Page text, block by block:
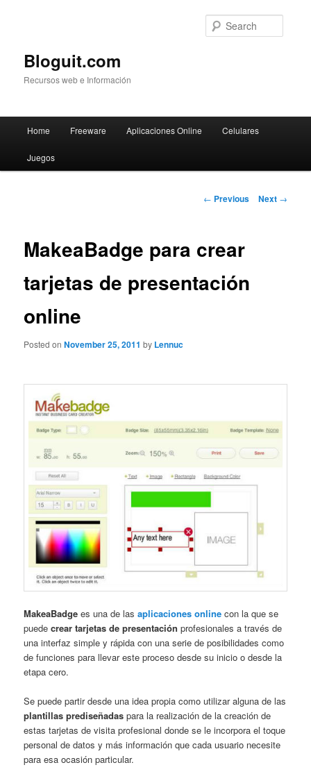
Bloguit.com
Recursos web e Información
Skip
to
Home Freeware Aplicaciones Online Celulares
Juegos
Post
← Previous Next →
MakeaBadge para crear
tarjetas de presentación
online
Posted onNovember 25, 2011 by Lennuc
MakeaBadge es una de lasaplicaciones online con la que se
puedecrear tarjetas de presentación profesionales a través de
una interfaz simple y rápida con una serie de posibilidades como
de funciones para llevar este proceso desde su inicio o desde la
etapa cero.
Se puede partir desde una idea propia como utilizar alguna de las
plantillas prediseñadas para la realización de la creación de
estas tarjetas de visita profesional donde se le incorpora el toque
personal de datos y más información que cada usuario necesite
para esa ocasión particular.